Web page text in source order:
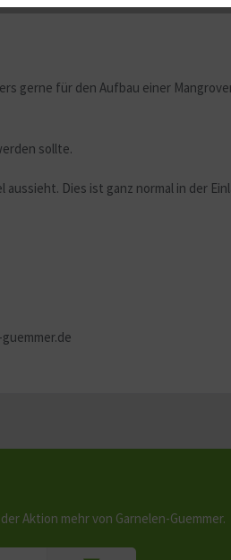
gerne für den Aufbau einer
sollte.
Dies ist ganz normal in der
Aktion mehr von Garnelen-Guemmer.
Aktiv